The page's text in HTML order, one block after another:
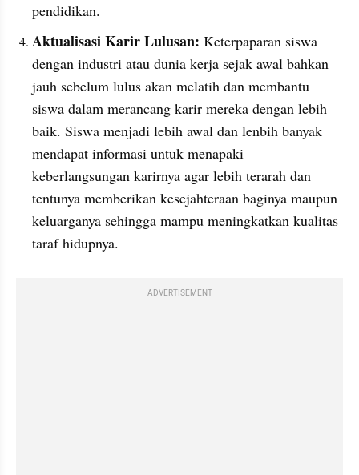
pendidikan.
Aktualisasi Karir Lulusan: Keterpaparan siswa
dengan industri atau dunia kerja sejak awal bahkan
jauh sebelum lulus akan melatih dan membantu
siswa dalam merancang karir mereka dengan lebih
baik. Siswa menjadi lebih awal dan lenbih banyak
mendapat informasi untuk menapaki
keberlangsungan karirnya agar lebih terarah dan
tentunya memberikan kesejahteraan baginya maupun
keluarganya sehingga mampu meningkatkan kualitas
taraf hidupnya.
ADVERTISEMENT